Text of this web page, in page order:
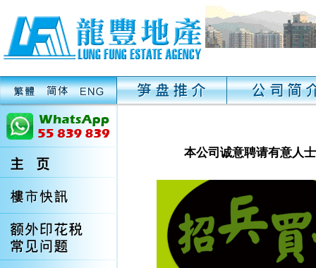
本公司诚意聘请有意人